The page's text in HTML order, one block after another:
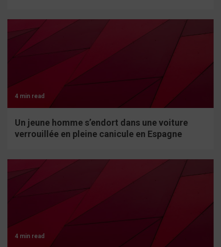
4 min read
Un jeune homme s’endort dans une voiture
verrouillée en pleine canicule en Espagne
4 min read